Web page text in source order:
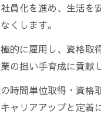
社員化を進め、生活を
くします。
極的に雇用し、資格取
の担い手育成に貢献
の時間単位取得・資格
ャリアアップと定着